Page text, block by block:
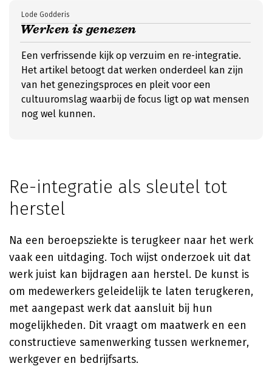
Werken is genezen
Lode Godderis
Een verfrissende kijk op verzuim en re-integratie.
Het artikel betoogt dat werken onderdeel kan zijn
van het genezingsproces en pleit voor een
cultuuromslag waarbij de focus ligt op wat mensen
nog wel kunnen.
Re-integratie als sleutel tot
herstel
Na een beroepsziekte is terugkeer naar het werk
vaak een uitdaging. Toch wijst onderzoek uit dat
werk juist kan bijdragen aan herstel. De kunst is
om medewerkers geleidelijk te laten terugkeren,
met aangepast werk dat aansluit bij hun
mogelijkheden. Dit vraagt om maatwerk en een
constructieve samenwerking tussen werknemer,
werkgever en bedrijfsarts.